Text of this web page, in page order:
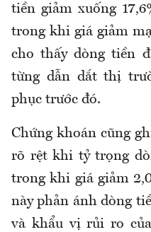
tiền giảm xuống
trong khi giá giảm
cho thấy dòng tiền
từng dẫn dắt thị
phục trước đó.
Chứng khoán cũng
rõ rệt khi tỷ trọng
trong khi giá giảm
này phản ánh dòng
và khẩu vị rủi ro